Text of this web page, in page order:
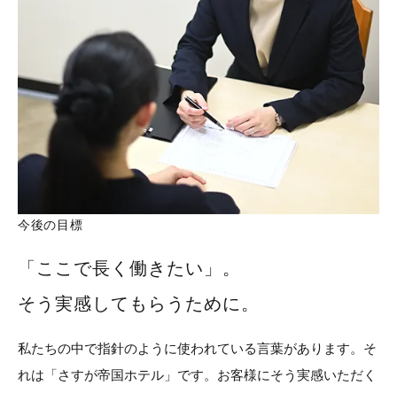
今後の目標
「ここで長く働きたい」。
そう実感してもらうために。
私たちの中で指針のように使われている言葉があります。そ
れは「さすが帝国ホテル」です。お客様にそう実感いただく